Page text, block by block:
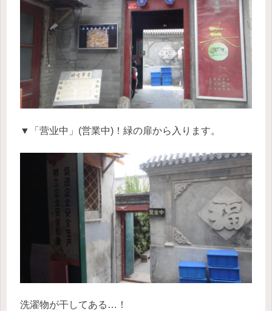
▼「营业中」(営業中)！緑の扉から入ります。
洗濯物が干してある…！